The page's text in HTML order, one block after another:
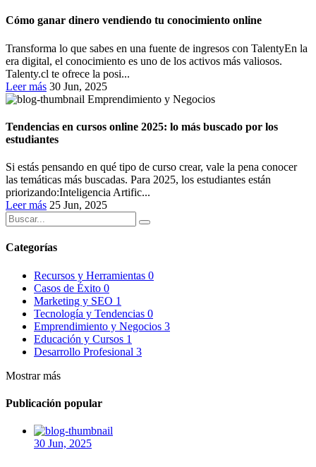
Cómo ganar dinero vendiendo tu conocimiento online
Transforma lo que sabes en una fuente de ingresos con TalentyEn la
era digital, el conocimiento es uno de los activos más valiosos.
Talenty.cl te ofrece la posi...
Leer más 30 Jun, 2025
Emprendimiento y Negocios
Tendencias en cursos online 2025: lo más buscado por los
estudiantes
Si estás pensando en qué tipo de curso crear, vale la pena conocer
las temáticas más buscadas. Para 2025, los estudiantes están
priorizando:Inteligencia Artific...
Leer más 25 Jun, 2025
Categorías
Recursos y Herramientas 0
Casos de Éxito 0
Marketing y SEO 1
Tecnología y Tendencias 0
Emprendimiento y Negocios 3
Educación y Cursos 1
Desarrollo Profesional 3
Mostrar más
Publicación popular
30 Jun, 2025